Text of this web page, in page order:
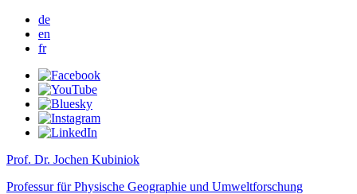
de
en
fr
Prof. Dr. Jochen Kubiniok
Professur für Physische Geographie und Umweltforschung